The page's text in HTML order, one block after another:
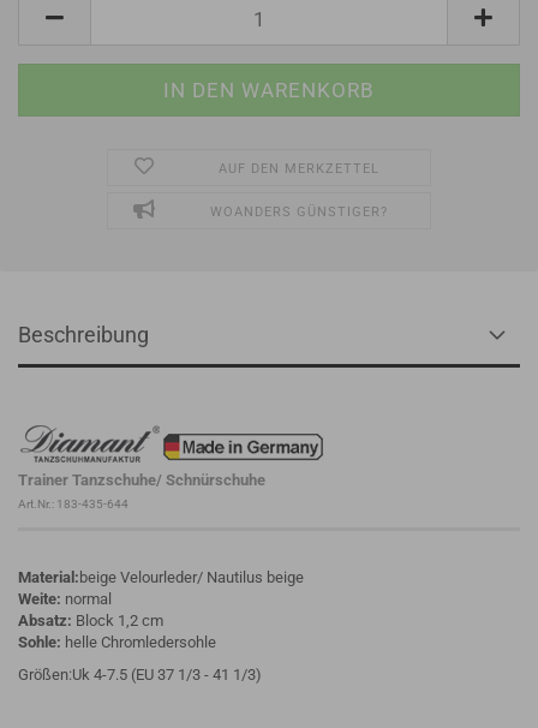
AUF DEN MERKZETTEL
WOANDERS GÜNSTIGER?
Beschreibung
Trainer Tanzschuhe/ Schnürschuhe
Art.Nr.: 183-435-644
Material: beige Velourleder/ Nautilus beige
Weite: normal
Absatz: Block 1,2 cm
Sohle: helle Chromledersohle
Größen:Uk 4-7.5 (EU 37 1/3 - 41 1/3)